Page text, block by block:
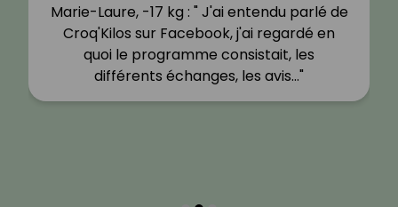
Marie-Laure, -17 kg : " J'ai entendu parlé de
Croq'Kilos sur Facebook, j'ai regardé en
quoi le programme consistait, les
différents échanges, les avis…"